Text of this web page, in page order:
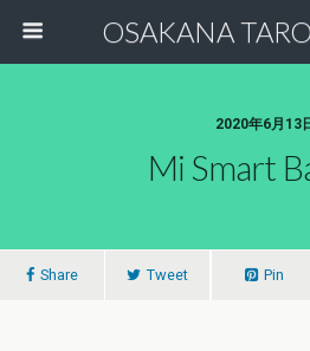
OSAKANA
2020年6月13
Mi Smart
Share Tweet Pin